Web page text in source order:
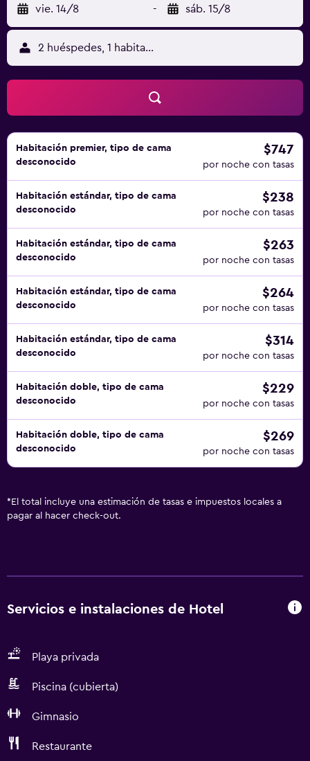
vie. 14/8 - sáb. 15/8
2 huéspedes, 1 habitación
Habitación premier, tipo de cama
desconocido
$747
por noche con tasas
Habitación estándar, tipo de cama
desconocido
$238
por noche con tasas
Habitación estándar, tipo de cama
desconocido
$263
por noche con tasas
Habitación estándar, tipo de cama
desconocido
$264
por noche con tasas
Habitación estándar, tipo de cama
desconocido
$314
por noche con tasas
Habitación doble, tipo de cama
desconocido
$229
por noche con tasas
Habitación doble, tipo de cama
desconocido
$269
por noche con tasas
* El total incluye una estimación de tasas e impuestos locales a
pagar al hacer check-out.
Servicios e instalaciones de Hotel
Playa privada
Piscina (cubierta)
Gimnasio
Restaurante